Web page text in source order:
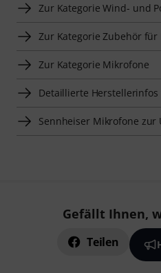
Zur Kategorie Wind- und
Zur Kategorie Zubehör für
Zur Kategorie Mikrofone
Detaillierte
Sennheiser Mikrofone zur
Gefällt Ihnen,
Teilen